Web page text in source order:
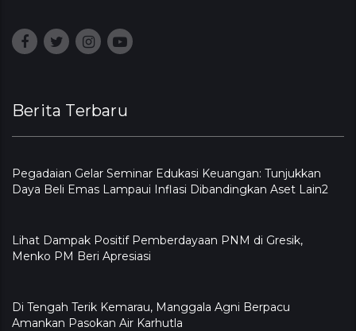
Berita Terbaru
Pegadaian Gelar Seminar Edukasi Keuangan: Tunjukkan
Daya Beli Emas Lampaui Inflasi Dibandingkan Aset Lain2
Lihat Dampak Positif Pemberdayaan PNM di Gresik,
Menko PM Beri Apresiasi
​Di Tengah Terik Kemarau, Manggala Agni Berpacu
Amankan Pasokan Air Karhutla